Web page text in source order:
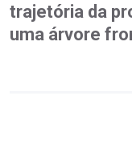
trajetória da
uma árvore